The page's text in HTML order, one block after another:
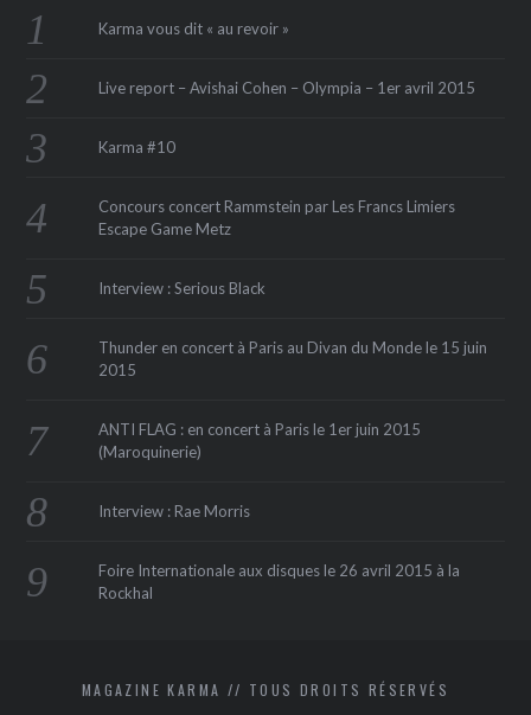
Karma vous dit « au revoir »
Live report – Avishai Cohen – Olympia – 1er avril 2015
Karma #10
Concours concert Rammstein par Les Francs Limiers
Escape Game Metz
Interview : Serious Black
Thunder en concert à Paris au Divan du Monde le 15 juin
2015
ANTI FLAG : en concert à Paris le 1er juin 2015
(Maroquinerie‏)
Interview : Rae Morris
Foire Internationale aux disques le 26 avril 2015 à la
Rockhal
MAGAZINE KARMA // TOUS DROITS RÉSERVÉS